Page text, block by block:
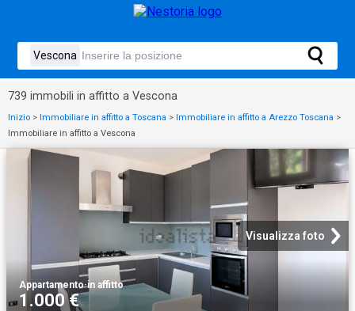
739 immobili in affitto a Vescona
Inizio > Immobiliare in affitto a Toscana > Immobiliare in affitto a Arezzo Toscana >
Immobiliare in affitto a Vescona
Visualizza foto
Appartamento·in affitto
1.000 €